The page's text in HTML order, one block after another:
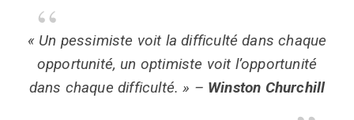
« Un pessimiste voit la difficulté dans chaque
opportunité, un optimiste voit l’opportunité
dans chaque difficulté. » – Winston Churchill